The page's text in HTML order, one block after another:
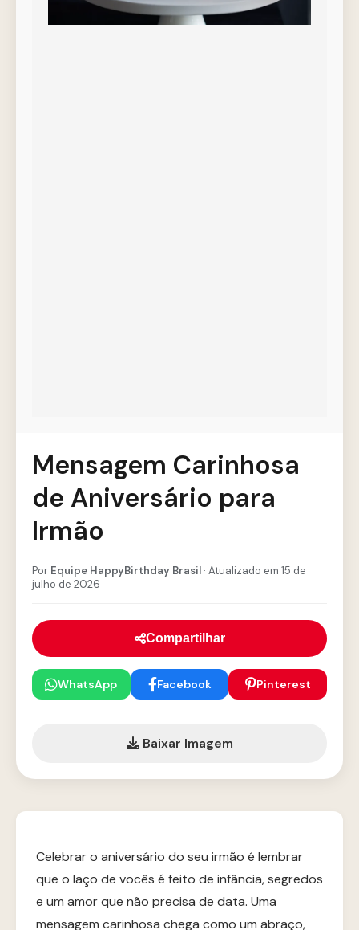
Mensagem Carinhosa
de Aniversário para
Irmão
Por Equipe HappyBirthday Brasil · Atualizado em 15 de
julho de 2026
Compartilhar
WhatsApp Facebook Pinterest
Baixar Imagem
Celebrar o aniversário do seu irmão é lembrar
que o laço de vocês é feito de infância, segredos
e um amor que não precisa de data. Uma
mensagem carinhosa chega como um abraço,